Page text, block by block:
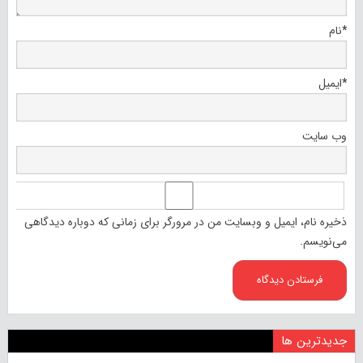
نام*
ایمیل*
وب‌ سایت
ذخیره نام، ایمیل و وبسایت من در مرورگر برای زمانی که دوباره دیدگاهی
می‌نویسم.
جدیدترین ها